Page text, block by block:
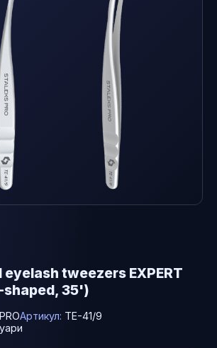
tweezers EXPERT
shaped, 35')
Артикул: TE-41/9